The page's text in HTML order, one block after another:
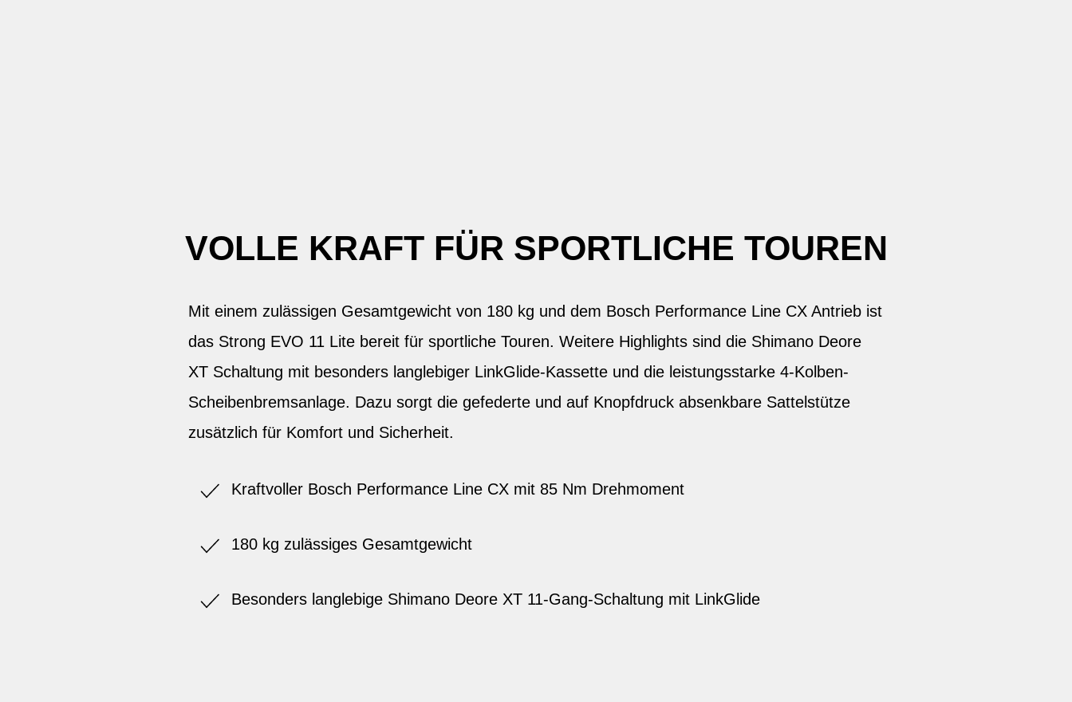
VOLLE KRAFT FÜR SPORTLICHE TOUREN
Mit einem zulässigen Gesamtgewicht von 180 kg und dem Bosch Performance Line CX Antrieb ist
das Strong EVO 11 Lite bereit für sportliche Touren. Weitere Highlights sind die Shimano Deore
XT Schaltung mit besonders langlebiger LinkGlide-Kassette und die leistungsstarke 4-Kolben-
Scheibenbremsanlage. Dazu sorgt die gefederte und auf Knopfdruck absenkbare Sattelstütze
zusätzlich für Komfort und Sicherheit.
Kraftvoller Bosch Performance Line CX mit 85 Nm Drehmoment
180 kg zulässiges Gesamtgewicht
Besonders langlebige Shimano Deore XT 11-Gang-Schaltung mit LinkGlide